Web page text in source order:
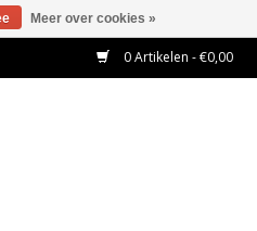
0 Artikelen - €0,00
Meer over cookies »